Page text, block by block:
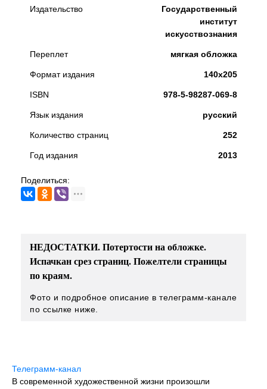
Издательство
Государственный
институт
искусствознания
Переплет мягкая обложка
Формат издания 140х205
ISBN 978-5-98287-069-8
Язык издания русский
Количество страниц 252
Год издания 2013
Поделиться:
НЕДОСТАТКИ. Потертости на обложке.
Испачкан срез страниц. Пожелтели страницы
по краям.
Фото и подробное описание в телеграмм-канале
по ссылке ниже.
Телеграмм-канал
В современной художественной жизни произошли